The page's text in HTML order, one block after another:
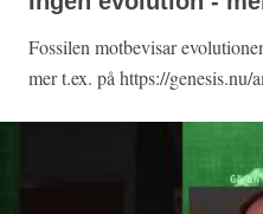
Fossilen motbevisar
mer t.ex. på https://genesis.nu/